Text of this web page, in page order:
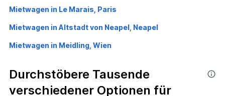
Mietwagen in Le Marais, Paris
Mietwagen in Altstadt von Neapel, Neapel
Mietwagen in Meidling, Wien
Durchstöbere Tausende
verschiedener Optionen für